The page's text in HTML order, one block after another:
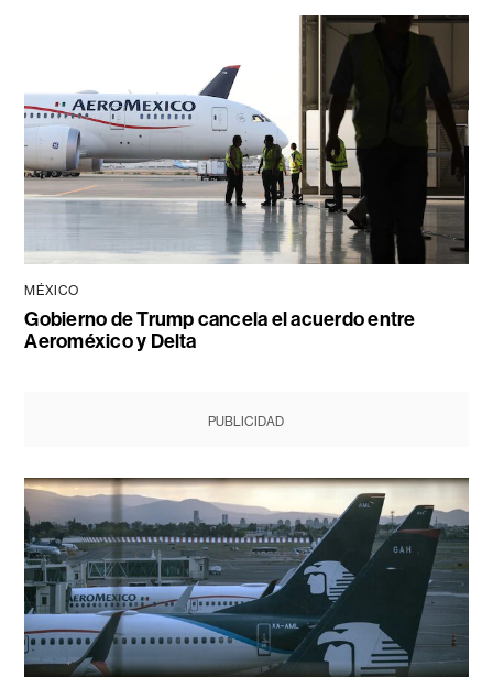
MÉXICO
Gobierno de Trump cancela el acuerdo entre
Aeroméxico y Delta
PUBLICIDAD